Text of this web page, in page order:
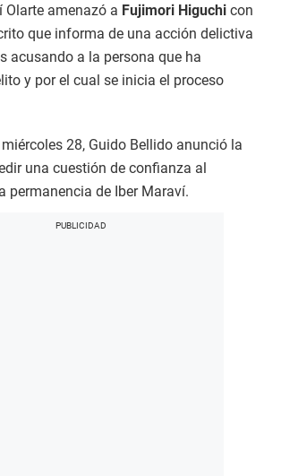
Olarte amenazó a Fujimori Higuchi con
que informa de una acción delictiva
acusando a la persona que ha
y por el cual se inicia el proceso
28, Guido Bellido anunció la
una cuestión de confianza al
permanencia de Iber Maraví.